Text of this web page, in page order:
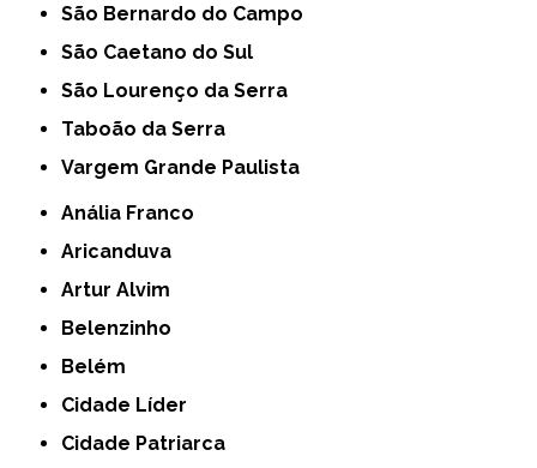
São Bernardo do Campo
São Caetano do Sul
São Lourenço da Serra
Taboão da Serra
Vargem Grande Paulista
Anália Franco
Aricanduva
Artur Alvim
Belenzinho
Belém
Cidade Líder
Cidade Patriarca